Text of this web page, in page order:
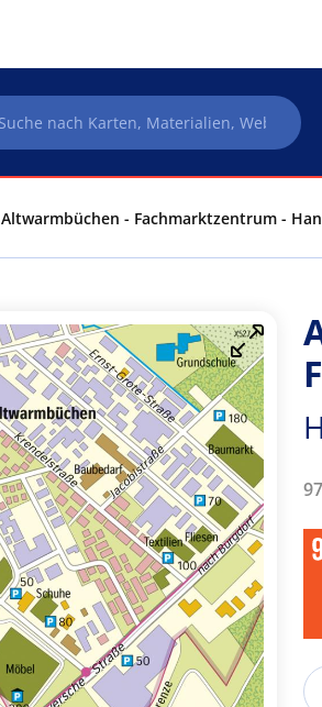
Altwarmbüchen - Fachmarktzentrum -